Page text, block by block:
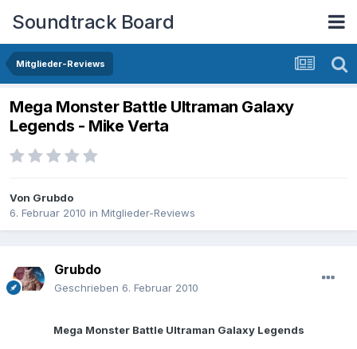
Soundtrack Board
Mitglieder-Reviews
Mega Monster Battle Ultraman Galaxy
Legends - Mike Verta
Von Grubdo
6. Februar 2010 in Mitglieder-Reviews
Grubdo
Geschrieben 6. Februar 2010
Mega Monster Battle Ultraman Galaxy Legends